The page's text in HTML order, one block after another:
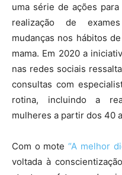
uma série de ações
realização de
mudanças nos hábitos
mama. Em 2020 a
nas redes sociais
consultas com
rotina, incluindo a
mulheres a partir dos 40
Com o mote “A melhor
voltada à